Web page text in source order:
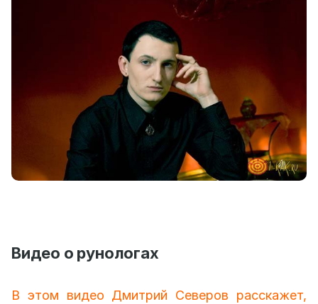
Видео о рунологах
В этом видео Дмитрий Северов расскажет,